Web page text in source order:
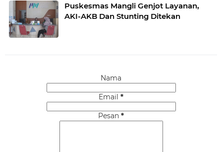
Puskesmas Mangli Genjot Layanan,
AKI-AKB Dan Stunting Ditekan
Nama
Email *
Pesan *